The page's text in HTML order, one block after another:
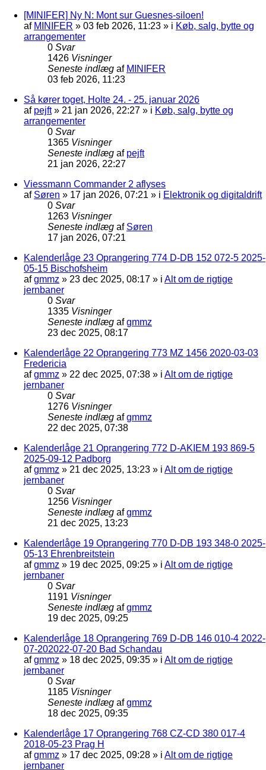
[MINIFER] Ny N: Mont sur Guesnes-siloen!
af MINIFER » 03 feb 2026, 11:23 » i Køb, salg, bytte og
arrangementer
0 Svar
1426 Visninger
Seneste indlæg af MINIFER
03 feb 2026, 11:23
Så kører toget, Holte 24. - 25. januar 2026
af pejft» 21 jan 2026, 22:27 » i Køb, salg, bytte og
arrangementer
0 Svar
1365 Visninger
Seneste indlæg af pejft
21 jan 2026, 22:27
Viessmann Commander 2 aflyses
af Søren » 17 jan 2026, 07:21 » i Elektronik og digitaldrift
0 Svar
1263 Visninger
Seneste indlæg af Søren
17 jan 2026, 07:21
Kalenderlåge 23 Oprangering 774 D-DB 152 072-5 2025-
05-15 Bischofsheim
afgmmz » 23 dec 2025, 08:17 » i Alt om de rigtige
jernbaner
0 Svar
1335 Visninger
Seneste indlæg afgmmz
23 dec 2025, 08:17
Kalenderlåge 22 Oprangering 773 MZ 1456 2020-03-03
Fredericia
afgmmz » 22 dec 2025, 07:38 » i Alt om de rigtige
jernbaner
0 Svar
1276 Visninger
Seneste indlæg afgmmz
22 dec 2025, 07:38
Kalenderlåge 21 Oprangering 772 D-AKIEM 193 869-5
2025-09-12 Padborg
afgmmz » 21 dec 2025, 13:23 » i Alt om de rigtige
jernbaner
0 Svar
1256 Visninger
Seneste indlæg afgmmz
21 dec 2025, 13:23
Kalenderlåge 19 Oprangering 770 D-DB 193 348-0 2025-
05-13 Ehrenbreitstein
afgmmz » 19 dec 2025, 09:25 » i Alt om de rigtige
jernbaner
0 Svar
1191 Visninger
Seneste indlæg afgmmz
19 dec 2025, 09:25
Kalenderlåge 18 Oprangering 769 D-DB 146 010-4 2022-
07-202022-07-20 Bad Schandau
afgmmz » 18 dec 2025, 09:35 » i Alt om de rigtige
jernbaner
0 Svar
1185 Visninger
Seneste indlæg afgmmz
18 dec 2025, 09:35
Kalenderlåge 17 Oprangering 768 CZ-CD 380 017-4
2018-05-23 Prag H
afgmmz » 17 dec 2025, 09:28 » i Alt om de rigtige
jernbaner